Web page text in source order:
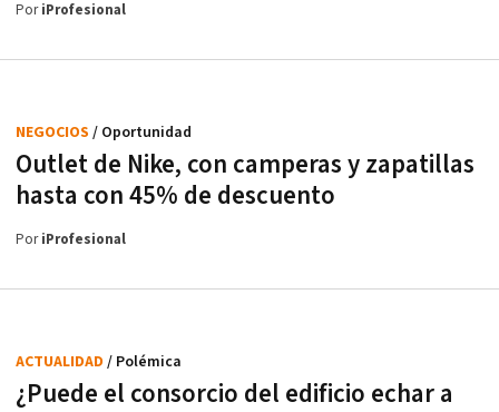
PoriProfesional
Outlet de Nike, con camperas y zapatillas
hasta con 45% de descuento
NEGOCIOS / Oportunidad
PoriProfesional
¿Puede el consorcio del edificio echar a
ACTUALIDAD / Polémica